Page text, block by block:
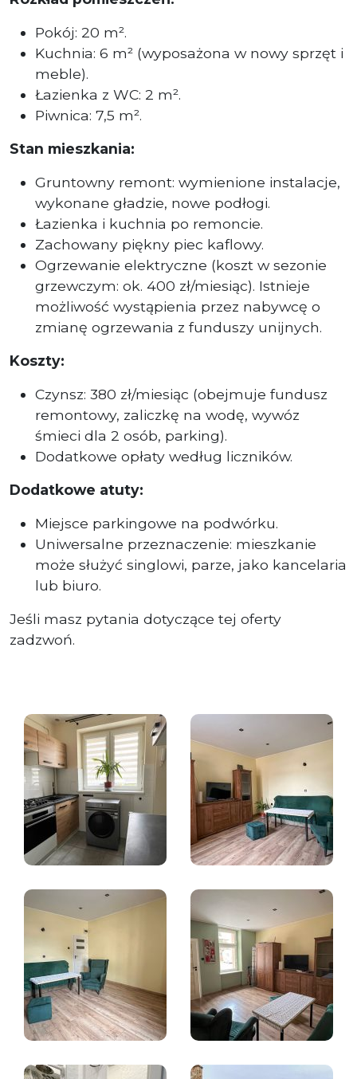
Pokój: 20 m².
Kuchnia: 6 m² (wyposażona w nowy sprzęt i
meble).
Łazienka z WC: 2 m².
Piwnica: 7,5 m².
Stan mieszkania:
Gruntowny remont: wymienione instalacje,
wykonane gładzie, nowe podłogi.
Łazienka i kuchnia po remoncie.
Zachowany piękny piec kaflowy.
Ogrzewanie elektryczne (koszt w sezonie
grzewczym: ok. 400 zł/miesiąc). Istnieje
możliwość wystąpienia przez nabywcę o
zmianę ogrzewania z funduszy unijnych.
Koszty:
Czynsz: 380 zł/miesiąc (obejmuje fundusz
remontowy, zaliczkę na wodę, wywóz
śmieci dla 2 osób, parking).
Dodatkowe opłaty według liczników.
Dodatkowe atuty:
Miejsce parkingowe na podwórku.
Uniwersalne przeznaczenie: mieszkanie
może służyć singlowi, parze, jako kancelaria
lub biuro.
Jeśli masz pytania dotyczące tej oferty
zadzwoń.